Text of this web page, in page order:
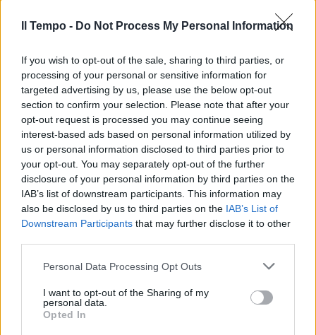
Il Tempo - Do Not Process My Personal Information
If you wish to opt-out of the sale, sharing to third parties, or
processing of your personal or sensitive information for
targeted advertising by us, please use the below opt-out
section to confirm your selection. Please note that after your
opt-out request is processed you may continue seeing
interest-based ads based on personal information utilized by
us or personal information disclosed to third parties prior to
your opt-out. You may separately opt-out of the further
disclosure of your personal information by third parties on the
IAB’s list of downstream participants. This information may
also be disclosed by us to third parties on the IAB’s List of
Downstream Participants that may further disclose it to other
Personal Data Processing Opt Outs
I want to opt-out of the Sharing of my
personal data.
Opted In
convinto che sia arrivato il momento di
in ballo tutti: partiti e magistratura, il
Parlamento e il ruolo del presidente della
Repubblica. Piccona un sistema che sarà
travolto da Tangentopoli. Polemiche sono
anche le dimissioni, nell'aprile del 1992, due
mesi prima della scadenza del mandato. Ma
la fine di quel sistema è ormai dietro l'angolo.
Il colpo finale lo daranno le inchieste di
Tangentopoli. E Cossiga non resta silenzioso,
segue la nascita della cosiddetta seconda
Repubblica. E diventa anche tessitore. È
comunista alla guida del governo. Ma
di fiducia mai scontati e con articoli e
interviste polemiche. E forse ora possiamo